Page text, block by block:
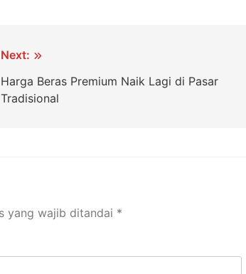
Next:
Harga Beras Premium Naik Lagi di Pasar
Tradisional
yang wajib ditandai *